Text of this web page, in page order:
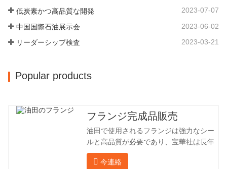
ーは、同じ業界で 15…
50,000平方メートル、建物周囲の面積は
25,000平方メートルです。従業員数は
260 名、エンジニアリング技術者は 46
低炭素かつ高品質な開発 2023-07-07
中国国際石油展示会 2023-06-02
リーダーシップ検査 2023-03-21
Popular products
フランジ完成品販売
油田で使用されるフランジは強力なシー
ルと高品質が必要であり、宝華社は長年
油田でフランジを加工し、間接的に外国
（ドイツ、ロシア）に輸出してきまし
今連絡